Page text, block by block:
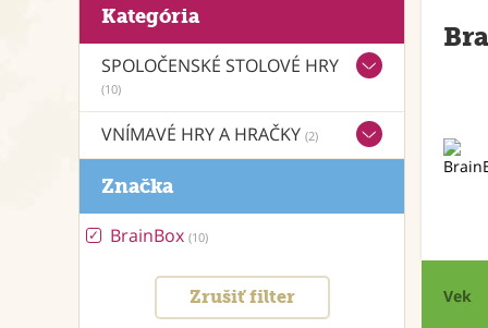
Kategória
SPOLOČENSKÉ STOLOVÉ HRY
(10)
VNÍMAVÉ HRY A HRAČKY (2)
Značka
BrainBox (10)
Zrušiť filter Vek